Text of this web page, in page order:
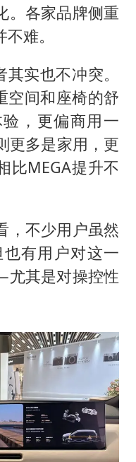
。各家品牌侧重
难。
实也不冲突。
空间和座椅的舒
，更偏商用一
更多是家用，更
比MEGA提升不
，不少用户虽然
有用户对这一
其是对操控性